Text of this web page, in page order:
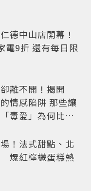
德中山店開幕！
電9折 還有每日限
離不開！揭開
情感陷阱 那些讓
毒愛」為何比菸
！法式甜點、北
爆紅檸檬蛋糕熱